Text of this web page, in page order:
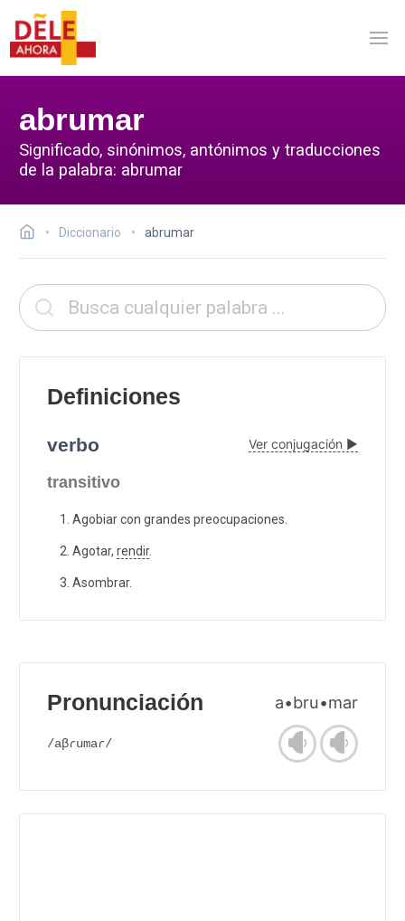
abrumar
Significado, sinónimos, antónimos y traducciones
de la palabra: abrumar
Diccionario abrumar
Definiciones
verbo Ver conjugación ▶
transitivo
Agobiar con grandes preocupaciones.
Agotar, rendir.
Asombrar.
Pronunciación a•bru•mar
/aβɾumaɾ/